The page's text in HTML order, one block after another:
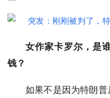
女作家卡罗尔，是
钱？
如果不是因为特朗